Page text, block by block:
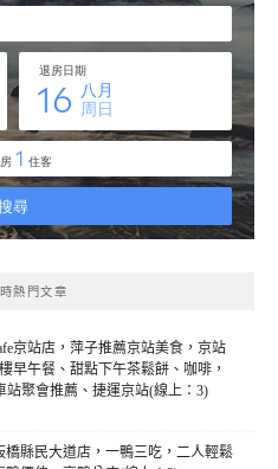
熱門文章
京站店，萍子推薦京站美食，京站
早午餐、甜點下午茶鬆餅、咖啡，
站聚會推薦、捷運京站(線上：3)
橋縣民大道店，一鴨三吃，二人輕鬆